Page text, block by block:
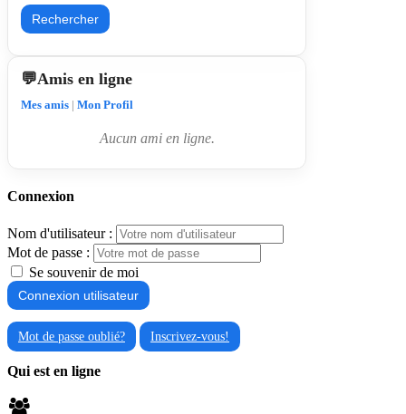
Rechercher
Amis en ligne
Mes amis | Mon Profil
Aucun ami en ligne.
Connexion
Nom d'utilisateur :
Mot de passe :
Se souvenir de moi
Mot de passe oublié? Inscrivez-vous!
Qui est en ligne